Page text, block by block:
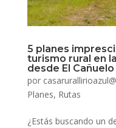
5 planes
turismo rural en
desde El Cañuelo
por
Planes, Rutas
¿Estás buscando un